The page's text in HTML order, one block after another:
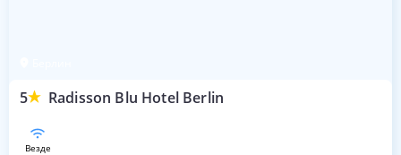
5 Radisson Blu Hotel Berlin
везде